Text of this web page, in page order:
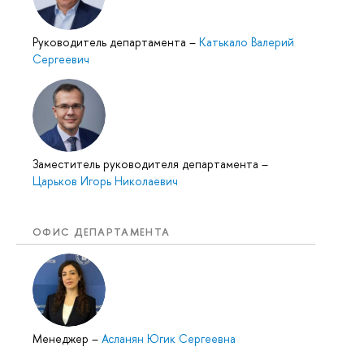
Руководитель департамента – Катькало Валерий
Сергеевич
Заместитель руководителя департамента –
Царьков Игорь Николаевич
ОФИС ДЕПАРТАМЕНТА
Менеджер – Асланян Югик Сергеевна